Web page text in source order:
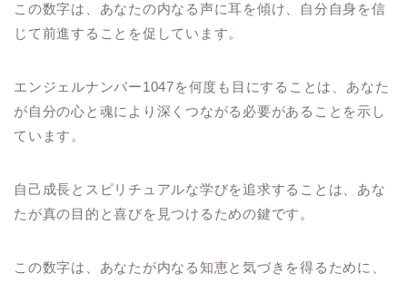
この数字は、あなたの内なる声に耳を傾け、自分自身を信
じて前進することを促しています。
エンジェルナンバー1047を何度も目にすることは、あなた
が自分の心と魂により深くつながる必要があることを示し
ています。
自己成長とスピリチュアルな学びを追求することは、あな
たが真の目的と喜びを見つけるための鍵です。
この数字は、あなたが内なる知恵と気づきを得るために、